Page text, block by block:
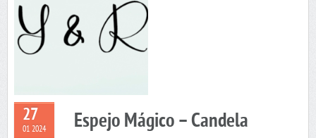
27
01 2024 Espejo Mágico – Candela